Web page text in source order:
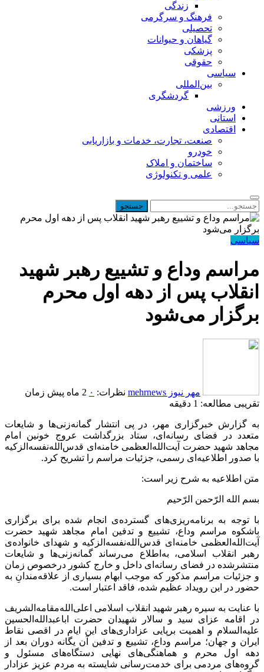
زندگی
فرهنگ و سرگرمی
تحصیلی
گیاهان و حیوانات
پزشکی
حقوقی
سیاسی
بین‌المللی
گردشگری
ورزشی
استانی
اقتصادی
صنعت، تجارت، خدمات و بازاریابی
خودرو
ساختمان و املاک
علمی و تکنولوژی
سیاسی
مراسم وداع و تشییع رهبر شهید
انقلاب پس از دهه اول محرم
برگزار می‌شود
مهر نیوز mehrnews نظرات: ۰ 2 ماه پیش
زمان
تقریبی مطالعه: 1 دقیقه
به گزارش خبرگزاری مهر، در پی انتشار گمانه‌زنی‌ها و شایعات
متعدد در فضای رسانه‌ای، ستاد بزرگداشت عروج خونین امام
مجاهد شهید حضرت آیت‌الله‌العظمی خامنه‌ای قدس‌الله‌نفسه‌الزکیه
با صدور اطلاعیه‌ای رسمی، جزئیات مراسم را تشریح کرد.
متن اطلاعیه به شرح زیر است:
بسم الله الرّحمن الرّحیم
با توجه به برنامه‌ریزی‌های گسترده‌ی انجام شده برای برگزاری
باشکوه مراسم وداع، تشییع و تدفین امام مجاهد شهید حضرت
آیت‌الله‌العظمی خامنه‌ای قدس‌الله‌نفسه‌الزکیه و شهدای خانواده‌ی
رهبر انقلاب اسلامی، به‌اطلاع می‌رساند گمانه‌زنی‌ها و شایعات
منتشرشده در فضای رسانه‌ای داخل و خارج کشور درخصوص زمان
و جزئیات مراسم مذکور که موجب ابهام بسیاری از علاقه‌مندانِ به
حضور در این رویداد عظیم شده، فاقد اعتبار است.
با عنایت به سیره‌ رهبر شهید انقلاب اسلامی اعلی‌الله‌مقامه‌الشریف
در اقامه‌ عزای سید و سالار شهیدان حضرت اباعبدالله‌الحسین
علیه‌السلام و اهمیت برپایی عزاداری‌های این ایام در اقصی‌ نقاط
ایران و جهان؛ مراسم وداع، تشییع و تدفین آن یگانه‌ دوران بعد از
دهه‌ اول محرم و هماهنگی‌های نهایی دستگاه‌های مسئول و
گروه‌های مردمی برای خدمت‌رسانی شایسته به مردم عزیز عزادار